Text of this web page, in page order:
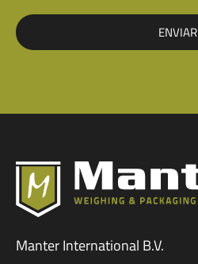
ENVIAR
Manter International B.V.